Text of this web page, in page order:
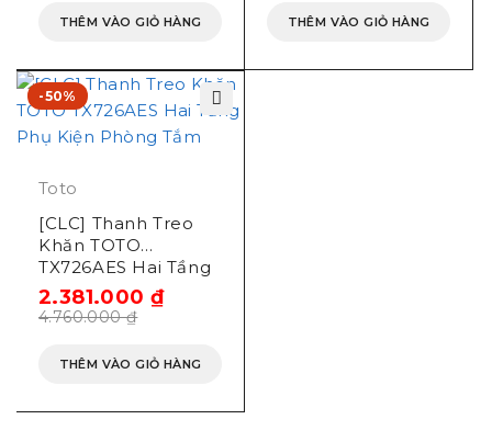
THÊM VÀO GIỎ HÀNG THÊM VÀO GIỎ HÀNG
-50%
Toto
[CLC] Thanh Treo
Khăn TOTO
TX726AES Hai Tầng
4.760.000₫
2.381.000₫
THÊM VÀO GIỎ HÀNG